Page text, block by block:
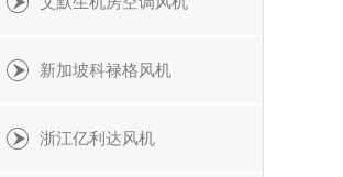
新加坡科禄格风机
浙江亿利达风机